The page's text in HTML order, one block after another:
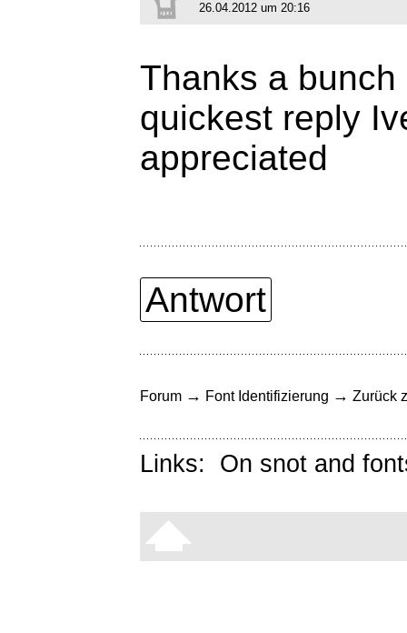
26.04.2012 um 20:16
Thanks a
quickest reply
appreciated
Antwort
Forum → Font Identifizierung → Zurück
Links: On snot and